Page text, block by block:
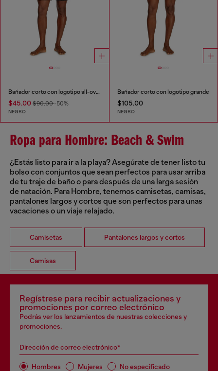
Bañador corto con logotipo all-over
$45.00 $90.00-50%
NEGRO
Bañador corto con logotipo grande
$105.00
NEGRO
Ropa para Hombre: Beach & Swim
¿Estás listo para ir a la playa? Asegúrate de tener listo tu
bolso con conjuntos que sean perfectos para usar arriba
de tu traje de baño o para después de una larga sesión
de natación. Para Hombre, tenemos camisetas, camisas,
pantalones largos y cortos que son perfectos para unas
vacaciones o un viaje relajado.
Camisetas Pantalones largos y cortos
Camisas
Regístrese para recibir actualizaciones y
promociones por correo electrónico
Podrás ver los lanzamientos de nuestras colecciones y
promociones.
Dirección de correo electrónico*
Hombres Mujeres No especificado